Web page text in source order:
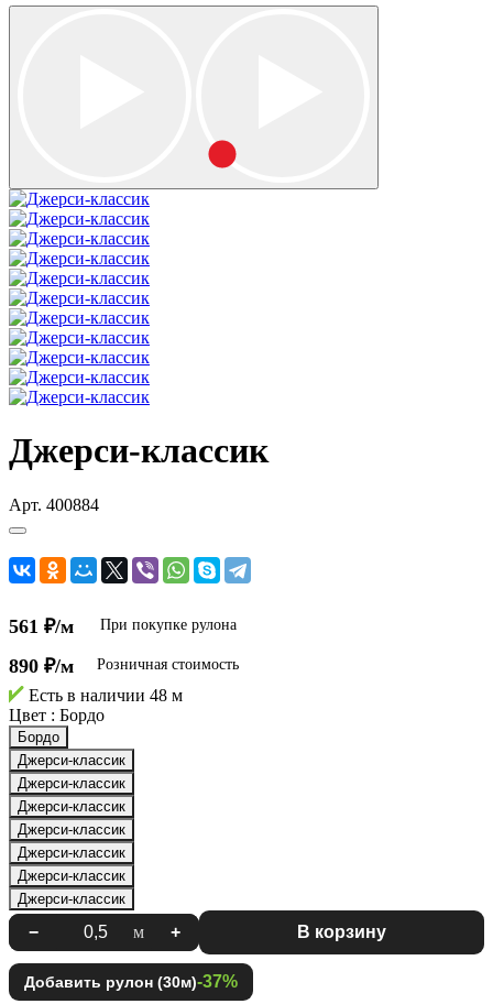
Джерси-классик
Арт. 400884
561 ₽/м При покупке рулона
890 ₽/м Розничная стоимость
Есть в наличии 48 м
Цвет : Бордо
Бордо
Джерси-классик
Джерси-классик
Джерси-классик
Джерси-классик
Джерси-классик
Джерси-классик
Джерси-классик
− м + В корзину
Добавить рулон (30м)-37%